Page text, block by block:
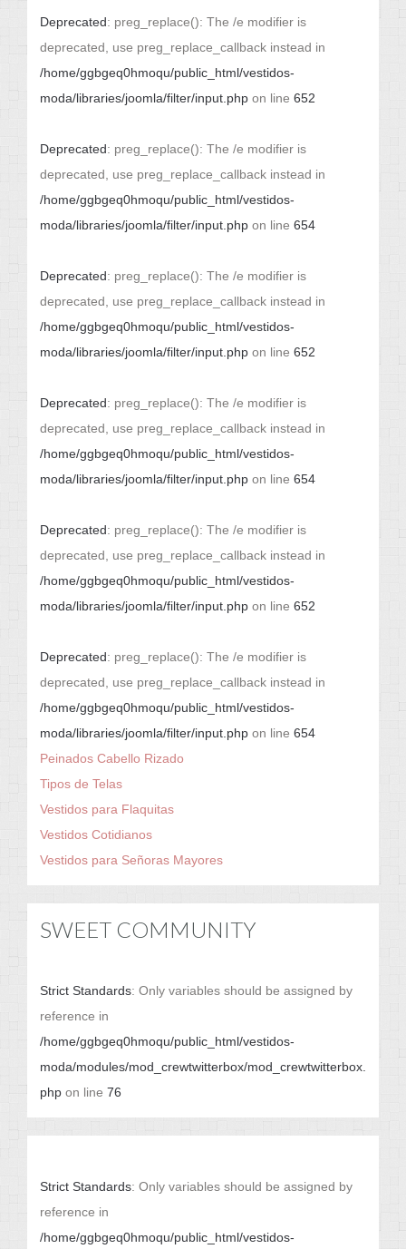
Deprecated: preg_replace(): The /e modifier is
deprecated, use preg_replace_callback instead in
/home/ggbgeq0hmoqu/public_html/vestidos-
moda/libraries/joomla/filter/input.php on line 652
Deprecated: preg_replace(): The /e modifier is
deprecated, use preg_replace_callback instead in
/home/ggbgeq0hmoqu/public_html/vestidos-
moda/libraries/joomla/filter/input.php on line 654
Deprecated: preg_replace(): The /e modifier is
deprecated, use preg_replace_callback instead in
/home/ggbgeq0hmoqu/public_html/vestidos-
moda/libraries/joomla/filter/input.php on line 652
Deprecated: preg_replace(): The /e modifier is
deprecated, use preg_replace_callback instead in
/home/ggbgeq0hmoqu/public_html/vestidos-
moda/libraries/joomla/filter/input.php on line 654
Deprecated: preg_replace(): The /e modifier is
deprecated, use preg_replace_callback instead in
/home/ggbgeq0hmoqu/public_html/vestidos-
moda/libraries/joomla/filter/input.php on line 652
Deprecated: preg_replace(): The /e modifier is
deprecated, use preg_replace_callback instead in
/home/ggbgeq0hmoqu/public_html/vestidos-
moda/libraries/joomla/filter/input.php on line 654
Peinados Cabello Rizado
Tipos de Telas
Vestidos para Flaquitas
Vestidos Cotidianos
Vestidos para Señoras Mayores
SWEET COMMUNITY
Strict Standards: Only variables should be assigned by
reference in
/home/ggbgeq0hmoqu/public_html/vestidos-
moda/modules/mod_crewtwitterbox/mod_crewtwitterbox.
php on line 76
Strict Standards: Only variables should be assigned by
reference in
/home/ggbgeq0hmoqu/public_html/vestidos-